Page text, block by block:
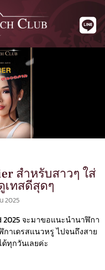
สำหรับสาวๆ ใส่
เทสดีสุดๆ
2025
2025 จะมาขอแนะนำนาฬิกา
าเดรสแนวหรู ไปจนถึงสาย
ทุกวันเลยค่ะ